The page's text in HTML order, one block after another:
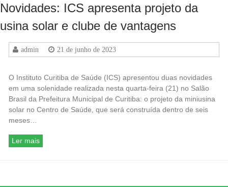
Novidades: ICS apresenta projeto da
usina solar e clube de vantagens
admin 21 de junho de 2023
O Instituto Curitiba de Saúde (ICS) apresentou duas novidades
em uma solenidade realizada nesta quarta-feira (21) no Salão
Brasil da Prefeitura Municipal de Curitiba: o projeto da miniusina
solar no Centro de Saúde, que será construída dentro de seis
meses…
Ler mais